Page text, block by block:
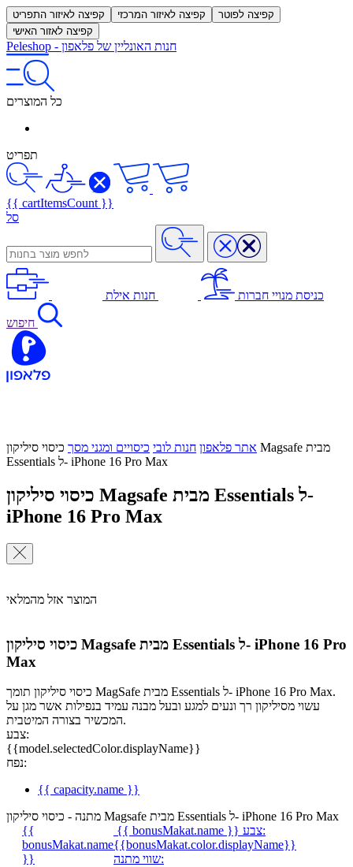
קפיצה לאיזור התפריט קפיצה לאיזור המרכזי
קפיצה לפוטר
קפיצה לאזור האישי
Peleshop - חנות האונליין של פלאפון
כל המוצרים
תפריט
{{ cartItemsCount }}
סל
כניסת מנויי חברות חנות אילת
חיפוש
אתר פלאפון חנות לובי כיסויים ומגני מסך כיסוי סיליקון Magsafe מבית
Essentials ל- iPhone 16 Pro Max
כיסוי סיליקון Magsafe מבית Essentials ל-
iPhone 16 Pro Max
המוצר אזל מהמלאי
כיסוי סיליקון Magsafe מבית Essentials ל- iPhone 16 Pro
Max
כיסוי סיליקון תומך MagSafe מבית Essentials ל- iPhone 16 Pro Max.
עשוי מסיליקון רך ונעים למגע ובעל מבנה עמיד בנפילות אשר מגן על
המכשיר בצורה המיטבית.
צבע:
{{model.selectedColor.displayName}}
נפח:
{{ capacity.name }}
מתנה - כיסוי סיליקון Magsafe מבית Essentials ל- iPhone 16 Pro Max
{{
bonusMakat.name
}}
{{ bonusMakat.name }}
צבע:
{{bonusMakat.color.displayName}}
שווי מתנה: